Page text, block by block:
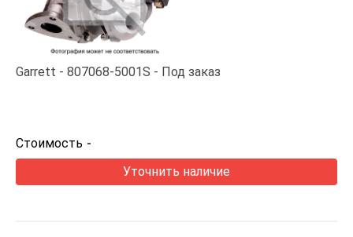
Garrett 807068-5001S Под заказ
Стоимость -
Уточнить наличие